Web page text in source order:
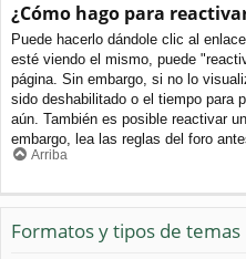
¿Cómo hago para
Puede hacerlo dándole clic al
esté viendo el mismo, puede
página. Sin embargo, si no lo
sido deshabilitado o el tiempo para
aún. También es posible reactivar
embargo, lea las reglas del foro
Arriba
Formatos y tipos de temas